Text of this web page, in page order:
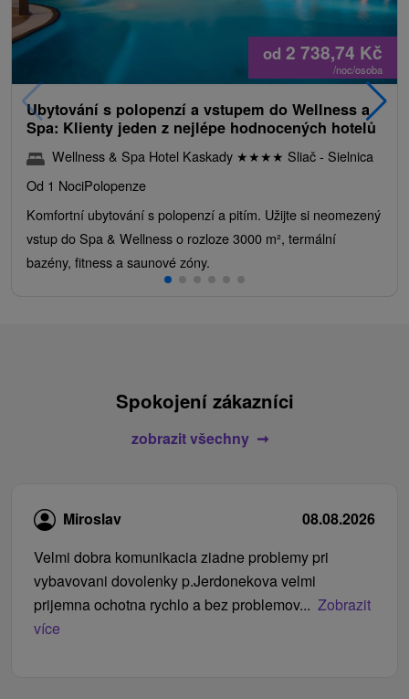
od 2 738,74 Kč
/noc/osoba
Ubytování s polopenzí a vstupem do Wellness a
Spa: Klienty jeden z nejlépe hodnocených hotelů
Wellness & Spa Hotel Kaskady ★★★★ Sliač - Sielnica
Od 1 NociPolopenze
Komfortní ubytování s polopenzí a pitím. Užijte si neomezený
vstup do Spa & Wellness o rozloze 3000 m², termální
bazény, fitness a saunové zóny.
Spokojení zákazníci
zobrazit všechny
Miroslav
08.08.2026
Velmi dobra komunikacia ziadne problemy pri
vybavovani dovolenky p.Jerdonekova velmi
prijemna ochotna rychlo a bez problemov... Zobrazit
více